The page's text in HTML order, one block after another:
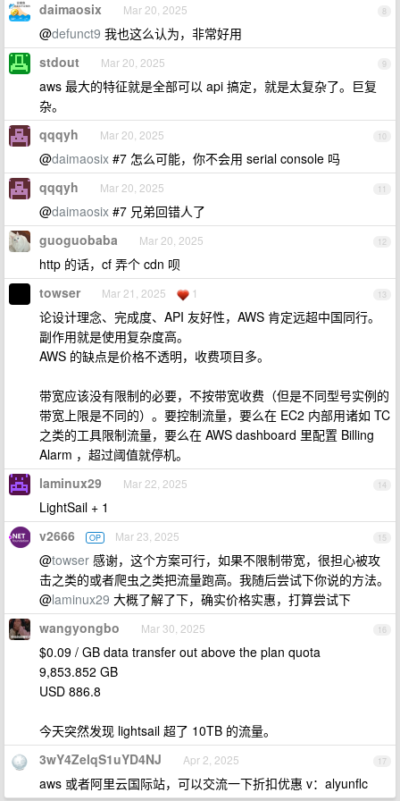
8
daimaosix Mar 20, 2025
@defunct9 我也这么认为，非常好用
9
stdout Mar 20, 2025
aws 最大的特征就是全部可以 api 搞定，就是太复杂了。巨复
杂。
10
qqqyh Mar 20, 2025
@daimaosix #7 怎么可能，你不会用 serial console 吗
11
qqqyh Mar 20, 2025
@daimaosix #7 兄弟回错人了
12
guoguobaba Mar 20, 2025
http 的话，cf 弄个 cdn 呗
13
towser Mar 21, 2025 1
论设计理念、完成度、API 友好性，AWS 肯定远超中国同行。
副作用就是使用复杂度高。
AWS 的缺点是价格不透明，收费项目多。
带宽应该没有限制的必要，不按带宽收费（但是不同型号实例的
带宽上限是不同的）。要控制流量，要么在 EC2 内部用诸如 TC
之类的工具限制流量，要么在 AWS dashboard 里配置 Billing
Alarm ，超过阈值就停机。
14
laminux29 Mar 22, 2025
LightSail + 1
15
v2666 OP Mar 23, 2025
@towser 感谢，这个方案可行，如果不限制带宽，很担心被攻
击之类的或者爬虫之类把流量跑高。我随后尝试下你说的方法。
@laminux29 大概了解了下，确实价格实惠，打算尝试下
16
wangyongbo Mar 30, 2025
$0.09 / GB data transfer out above the plan quota
9,853.852 GB
USD 886.8
今天突然发现 lightsail 超了 10TB 的流量。
17
3wY4ZelqS1uYD4NJ Apr 2, 2025
aws 或者阿里云国际站，可以交流一下折扣优惠 v：alyunflc